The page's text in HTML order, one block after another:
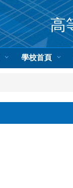
高
學校首頁